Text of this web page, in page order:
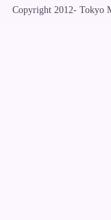
Copyright 2012- Tokyo